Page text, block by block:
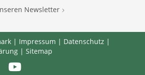
Newsletter
| Impressum | Datenschutz |
| Sitemap
Youtube